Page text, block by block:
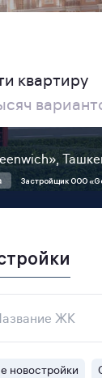
квартиру
Застройщик ООО
новостройки